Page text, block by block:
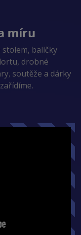
míru
balíčky
drobné
soutěže a dárky